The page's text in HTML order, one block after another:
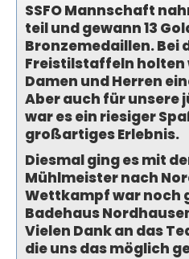
SSFO Mannschaft
teil und gewann 13
Bronzemedaillen. Bei
Freistilstaffeln holten
Damen und Herren
Aber auch für unsere
war es ein riesiger
großartiges Erlebnis.
Diesmal ging es mit
Mühlmeister nach
Wettkampf war noch
Badehaus
Vielen Dank an das
die uns das möglich